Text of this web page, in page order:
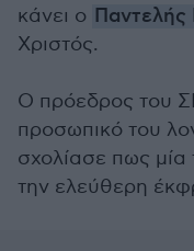
κάνει ο Παντελής
Χριστός.
Ο πρόεδρος του
προσωπικό του
σχολίασε πως
την ελεύθερη